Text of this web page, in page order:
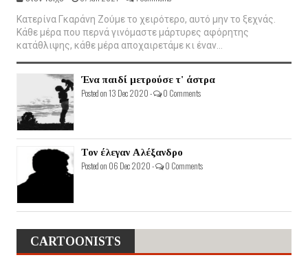
Κατερίνα Γκαράνη Ζούμε το χειρότερο, αυτό μην το ξεχνάς.
Κάθε μέρα που περνά γινόμαστε μάρτυρες αφόρητης
κατάθλιψης, κάθε μέρα αποχαιρετάμε κι έναν...
Ένα παιδί μετρούσε τ' άστρα
Posted on 13 Dec 2020 - 0 Comments
Τον έλεγαν Αλέξανδρο
Posted on 06 Dec 2020 - 0 Comments
CARTOONISTS